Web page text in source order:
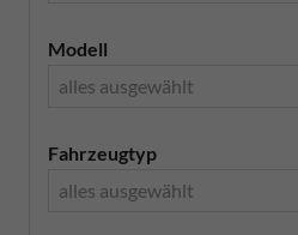
Modell
alles ausgewählt
Fahrzeugtyp
alles ausgewählt